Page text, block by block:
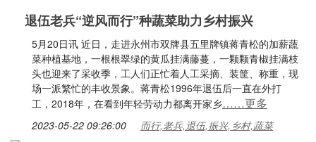
退伍老兵“逆风而行”种蔬菜助力乡村振兴
5月20日讯 近日，走进永州市双牌县五里牌镇蒋青松的加薪蔬
菜种植基地，一根根翠绿的黄瓜挂满藤蔓，一颗颗青椒挂满枝
头也迎来了采收季，工人们正忙着人工采摘、装筐、称重，现
场一派繁忙的丰收景象。蒋青松1996年退伍后一直在外打
工，2018年，在看到年轻劳动力都离开家乡……更多
2023-05-22 09:26:00 而行,老兵,退伍,振兴,乡村,蔬菜